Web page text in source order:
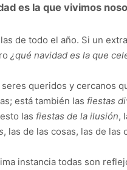
es la que vivimos
de todo el año. Si un
¿qué navidad es la que
queridos y cercanos
está también las fiestas
las fiestas de la ilusión,
, las de las cosas, las de las
instancia todas son